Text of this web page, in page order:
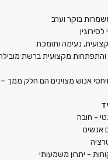
בוקר וערב
נעימה ותומכת
והתפתחות מקצועית ברשת מובילה
אנוש מצוינים הם חלק ממך
- חובה
אנשים
- יתרון משמעותי